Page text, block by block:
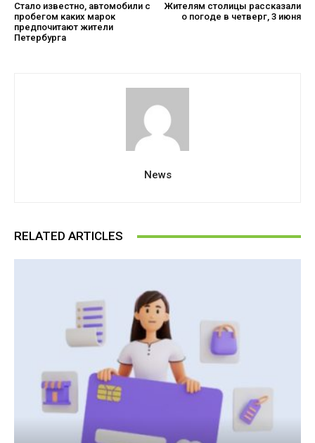
Стало известно, автомобили с
пробегом каких марок
предпочитают жители
Петербурга
Жителям столицы рассказали
о погоде в четверг, 3 июня
News
RELATED ARTICLES